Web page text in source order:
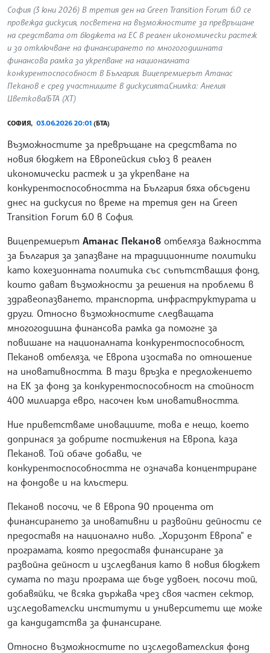
София (3 юни 2026) В третия ден на Green Transition Forum 6.0 се
провежда дискусия, посветена на възможностите за превръщане
на средствата от бюджета на ЕС в реален икономически растеж
и за отключване на финансирането по многогодишната
финансова рамка за укрепване на националната
конкурентоспособност в България. Вицепремиерът Атанас
Пеканов е сред участниците в дискусията.Снимка: Анелия
Цветкова/БТА (ХТ)
СОФИЯ, 03.06.2026 20:01 (БТА)
Възможностите за превръщане на средствата по
новия бюджет на Европейския съюз в реален
икономически растеж и за укрепване на
конкурентоспособността на България бяха обсъдени
днес на дискусия по време на третия ден на Green
Transition Forum 6.0 в София.
Вицепремиерът Атанас Пеканов отбеляза важността
за България за запазване на традиционните политики
като кохезионната политика със съпътстващия фонд,
които дават възможности за решения на проблеми в
здравеопазването, транспорта, инфраструктурата и
други. Относно възможностите следващата
многогодишна финансова рамка да помогне за
повишане на националната конкурентоспособност,
Пеканов отбеляза, че Европа изостава по отношение
на иновативността. В тази връзка е предложението
на ЕК за фонд за конкурентоспособност на стойност
400 милиарда евро, насочен към иновативността.
Ние приветстваме иновациите, това е нещо, което
допринася за добрите постижения на Европа, каза
Пеканов. Той обаче добави, че
конкурентоспособността не означава концентриране
на фондове и на клъстери.
Пеканов посочи, че в Европа 90 процента от
финансирането за иновативни и развойни дейности се
предоставя на национално ниво. „Хоризонт Европа“ е
програмата, която предоставя финансиране за
развойна дейност и изследвания като в новия бюджет
сумата по тази програма ще бъде удвоен, посочи той,
добавяйки, че всяка държава чрез своя частен сектор,
изследователски институти и университети ще може
да кандидатства за финансиране.
Относно възможностите по изследователския фонд